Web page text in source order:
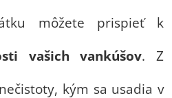
môžete prispieť k
vašich vankúšov. Z
kým sa usadia v